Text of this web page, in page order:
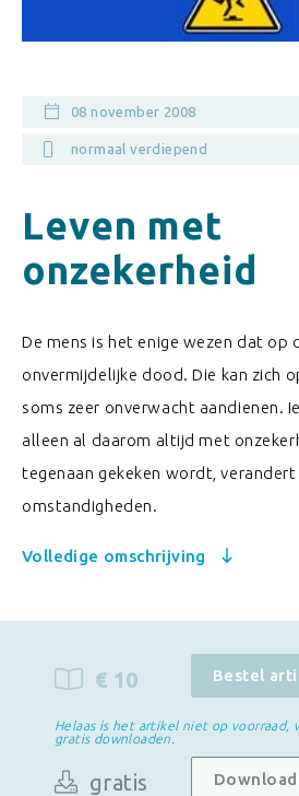
08 november 2008
normaal verdiepend
Leven met
onzekerheid
De mens is het enige wezen dat op
onvermijdelijke dood. Die kan zich
soms zeer onverwacht aandienen.
alleen al daarom altijd met
tegenaan gekeken wordt,
omstandigheden.
Volledige omschrijving
€ 10 Bestel
Helaas is het artikel niet op voorraad,
gratis downloaden.
gratis Download